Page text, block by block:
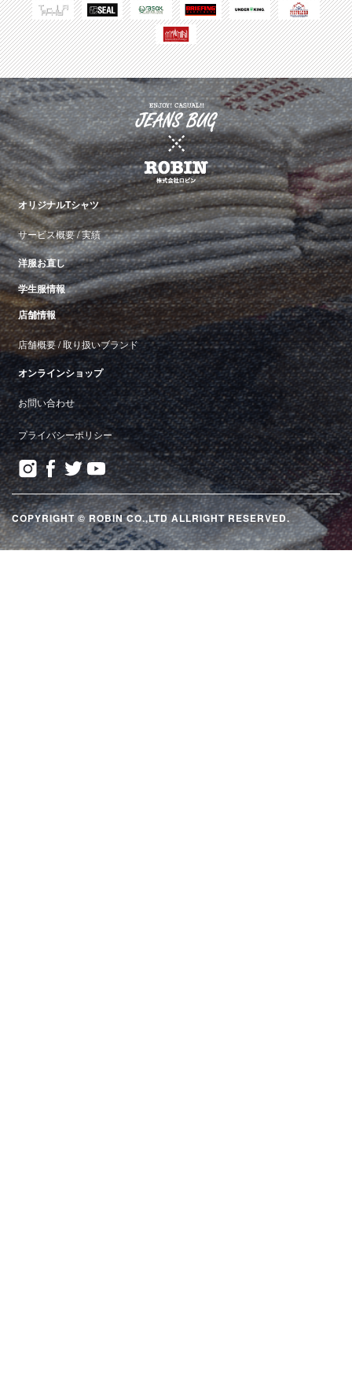
オリジナルTシャツ
サービス概要/実績
洋服お直し
学生服情報
店舗情報
店舗概要/取り扱いブランド
オンラインショップ
お問い合わせ
プライバシーポリシー
COPYRIGHT © ROBIN CO.,LTD ALLRIGHT RESERVED.